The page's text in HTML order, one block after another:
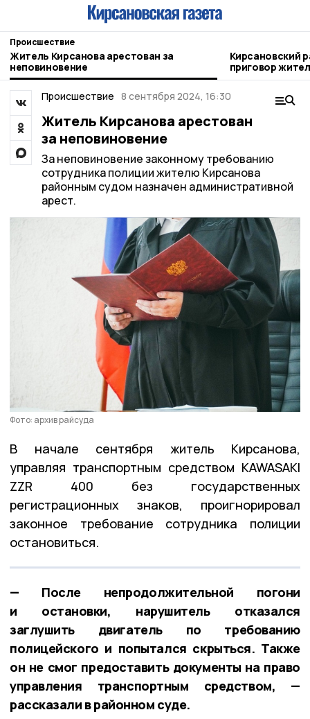
Происшествие
Житель Кирсанова арестован за
неповиновение
Кирсановский
приговор
Происшествие 8 сентября 2024, 16:30
Житель Кирсанова арестован
за неповиновение
За неповиновение законному требованию
сотрудника полиции жителю Кирсанова
районным судом назначен административной
арест.
Фото: архив райсуда
В начале сентября житель Кирсанова,
управляя транспортным средством KAWASAKI
ZZR 400 без государственных
регистрационных знаков, проигнорировал
законное требование сотрудника полиции
остановиться.
— После непродолжительной погони
и остановки, нарушитель отказался
заглушить двигатель по требованию
полицейского и попытался скрыться. Также
он не смог предоставить документы на право
управления транспортным средством, —
рассказали в районном суде.